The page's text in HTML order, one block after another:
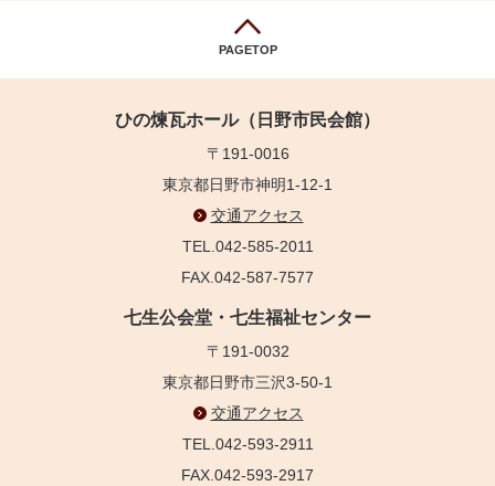
PAGETOP
ひの煉瓦ホール（日野市民会館）
〒191-0016
東京都日野市神明1-12-1
交通アクセス
TEL.042-585-2011
FAX.042-587-7577
七生公会堂・七生福祉センター
〒191-0032
東京都日野市三沢3-50-1
交通アクセス
TEL.042-593-2911
FAX.042-593-2917